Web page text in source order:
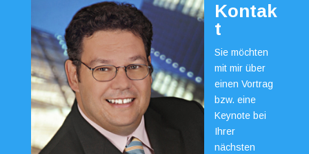
Kontak
t
Sie möchten
mit mir über
einen Vortrag
bzw. eine
Keynote bei
Ihrer
nächsten